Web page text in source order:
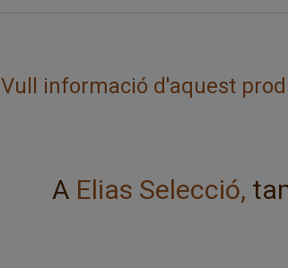
Vull informació d'aquest
A Elias Selecció,